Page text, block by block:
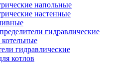
напольные
настенные
гидравлические
гидравлические
котлов